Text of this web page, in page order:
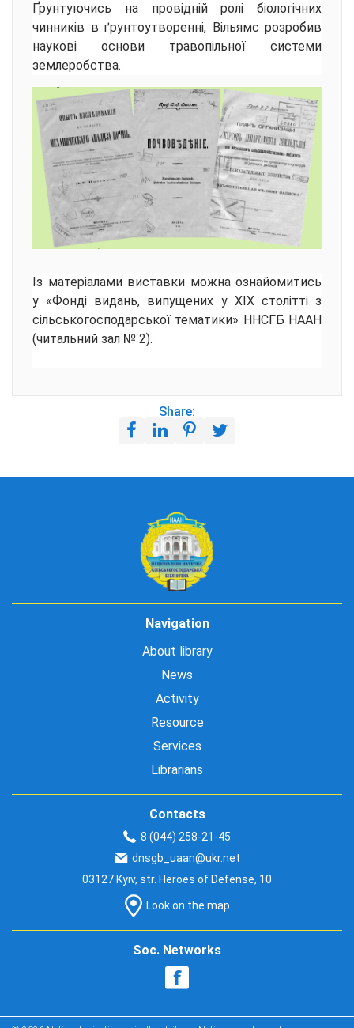
Ґрунтуючись на провідній ролі біологічних
чинників в ґрунтоутворенні, Вільямс розробив
наукові основи травопільної системи
землеробства.
Із матеріалами виставки можна ознайомитись
у «Фонді видань, випущених у XIX столітті з
сільськогосподарської тематики» ННСГБ НААН
(читальний зал № 2).
Share:
Navigation
About library
News
Activity
Resource
Services
Librarians
Contacts
8 (044) 258-21-45
dnsgb_uaan@ukr.net
03127 Kyiv, str. Heroes of Defense, 10
Look on the map
Soc. Networks